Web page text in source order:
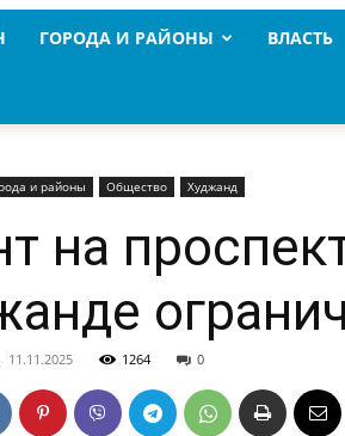
ГОРОДА И РАЙОНЫ ВЛАСТЬ
и районы Общество Худжанд
на
11.11.2025 1264 0